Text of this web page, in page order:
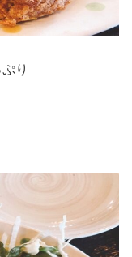
り